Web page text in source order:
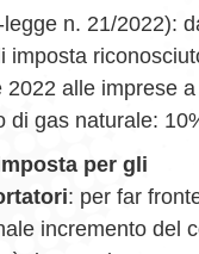
n. 21/2022):
imposta
2022 alle imprese
di gas naturale:
per gli
: per far
incremento del